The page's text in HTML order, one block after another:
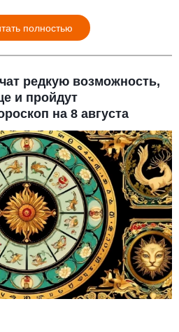
полностью
редкую возможность,
и пройдут
на 8 августа